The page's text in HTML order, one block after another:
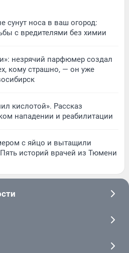
сунут носа в ваш огород:
с вредителями без химии
незрячий парфюмер создал
кому страшно, — он уже
кислотой». Рассказ
нападении и реабилитации
с яйцо и вытащили
историй врачей из Тюмени